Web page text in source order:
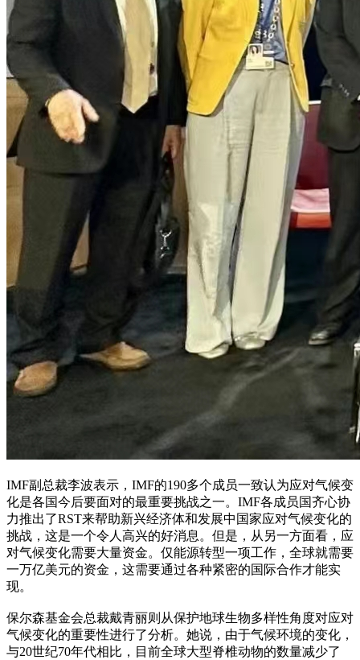
IMF副总裁李波表示，IMF的190多个成员一致认为应对气候变
化是各国今后要面对的最重要挑战之一。IMF各成员国齐心协
力推出了RST来帮助新兴经济体和发展中国家应对气候变化的
挑战，这是一个令人高兴的好消息。但是，从另一方面看，应
对气候变化需要大量资金。仅能源转型一项工作，全球就需要
一万亿美元的资金，这需要通过各种紧密的国际合作才能实
现。
保尔森基金会总裁戴青丽则从保护地球生物多样性角度对应对
气候变化的重要性进行了分析。她说，由于气候环境的变化，
与20世纪70年代相比，目前全球大型脊椎动物的数量减少了